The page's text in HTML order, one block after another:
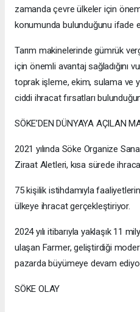
zamanda çevre ülkeler için
konumunda bulunduğunu ifade
Tarım makinelerinde gümrük
için önemli avantaj sağladığını
toprak işleme, ekim, sulama ve
ciddi ihracat fırsatları
SÖKE’DEN DÜNYAYA AÇILAN
2021 yılında Söke Organize
Ziraat Aletleri, kısa sürede
75 kişilik istihdamıyla
ülkeye ihracat gerçekleştiriyor.
2024 yılı itibarıyla yaklaşık 11
ulaşan Farmer, geliştirdiği
pazarda büyümeye devam
SÖKE OLAY